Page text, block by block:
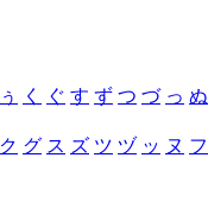
ぅ く ぐ す ず つ づ っ ぬ
ク グ ス ズ ツ ヅ ッ ヌ フ